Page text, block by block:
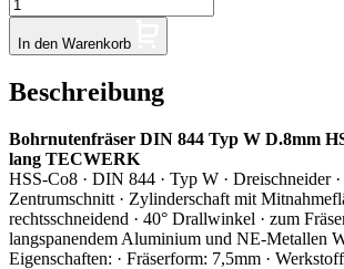
In den Warenkorb
Beschreibung
Bohrnutenfräser DIN 844 Typ W D.8mm
lang TECWERK
HSS-Co8 · DIN 844 · Typ W · Dreischneider ·
Zentrumschnitt · Zylinderschaft mit
rechtsschneidend · 40° Drallwinkel · zum
langspanendem Aluminium und NE-Metallen
Eigenschaften: · Fräserform: 7,5mm ·